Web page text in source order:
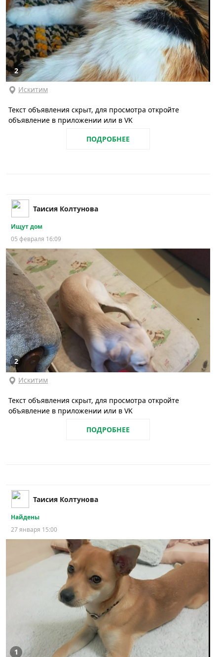
2
Искитим
Текст объявления скрыт, для просмотра откройте
объявление в приложении или в VK
ПОДРОБНЕЕ
Таисия Колтунова
Ищут дом
05 февраля 16:09
2
Искитим
Текст объявления скрыт, для просмотра откройте
объявление в приложении или в VK
ПОДРОБНЕЕ
Таисия Колтунова
Найдены
27 января 15:00
1